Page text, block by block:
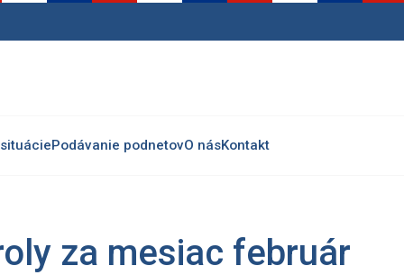
Podávanie podnetovO násKontakt
za mesiac február